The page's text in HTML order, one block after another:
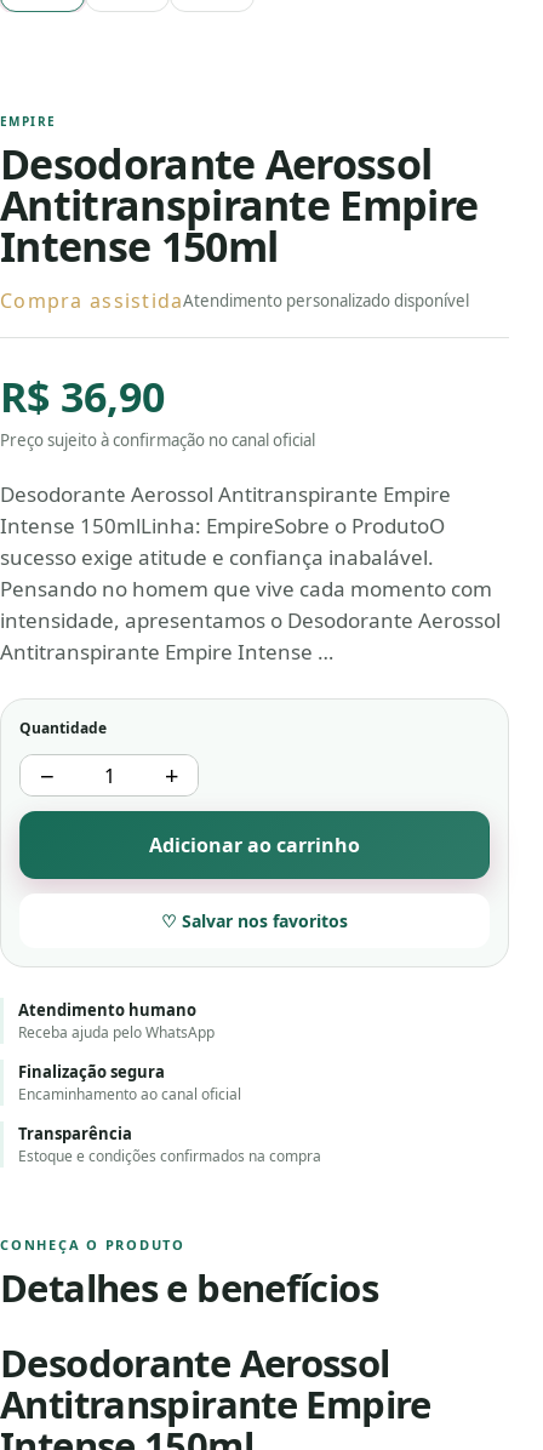
EMPIRE
Desodorante Aerossol
Antitranspirante Empire
Intense 150ml
Compra assistidaAtendimento personalizado disponível
R$ 36,90
Preço sujeito à confirmação no canal oficial
Desodorante Aerossol Antitranspirante Empire
Intense 150mlLinha: EmpireSobre o ProdutoO
sucesso exige atitude e confiança inabalável.
Pensando no homem que vive cada momento com
intensidade, apresentamos o Desodorante Aerossol
Antitranspirante Empire Intense …
Quantidade
− +
Adicionar ao carrinho
♡ Salvar nos favoritos
Atendimento humano
Receba ajuda pelo WhatsApp
Finalização segura
Encaminhamento ao canal oficial
Transparência
Estoque e condições confirmados na compra
CONHEÇA O PRODUTO
Detalhes e benefícios
Desodorante Aerossol
Antitranspirante Empire